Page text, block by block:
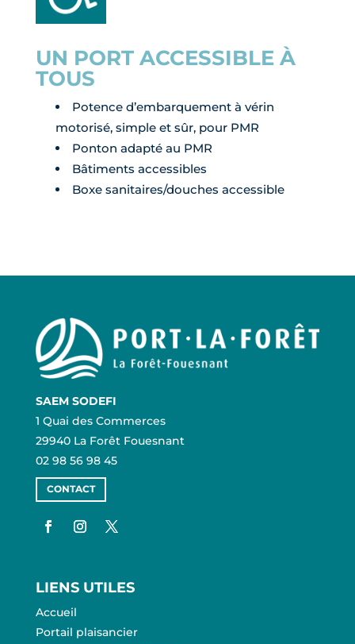
UN PORT ACCESSIBLE À
TOUS
Potence d’embarquement à vérin
motorisé, simple et sûr, pour PMR
Ponton adapté au PMR
Bâtiments accessibles
Boxe sanitaires/douches accessible
SAEM SODEFI
1 Quai des Commerces
29940 La Forêt Fouesnant
02 98 56 98 45
CONTACT
LIENS UTILES
Accueil
Portail plaisancier